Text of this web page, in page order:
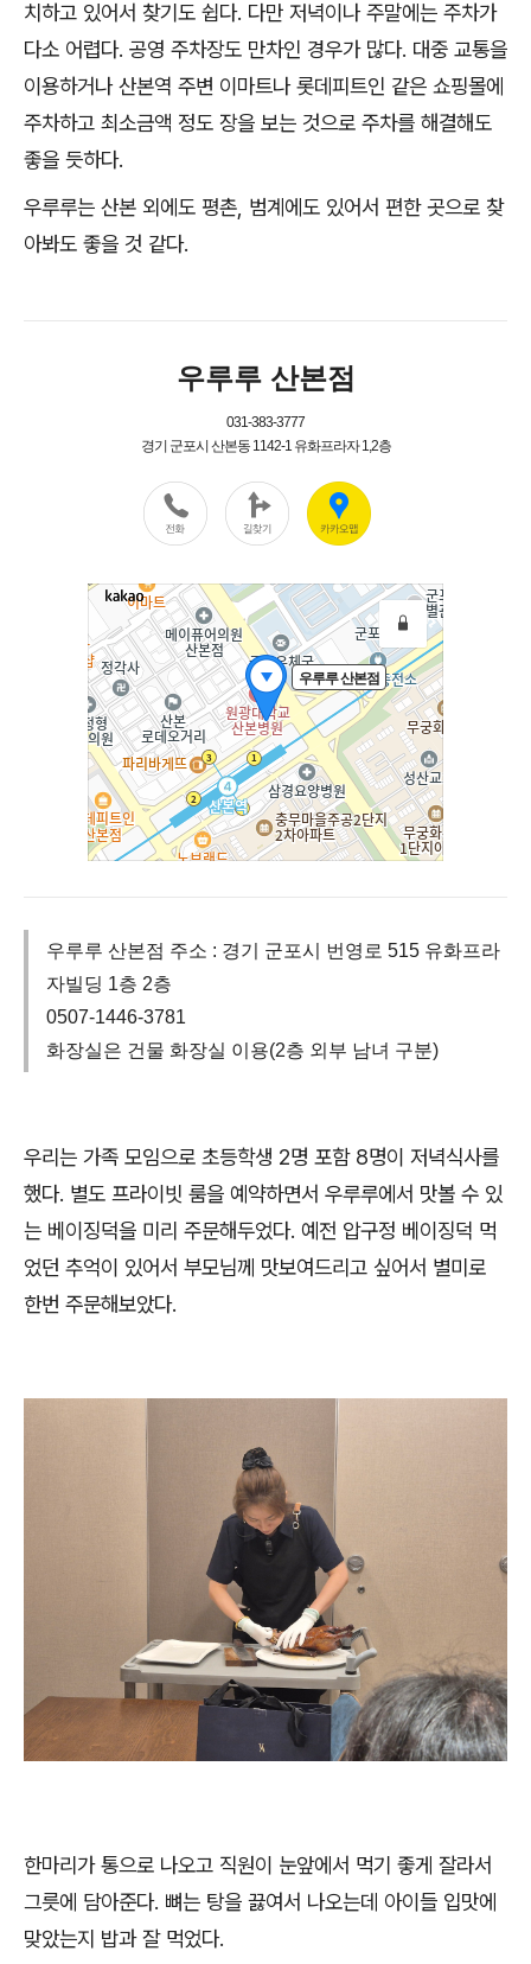
치하고 있어서 찾기도 쉽다. 다만 저녁이나 주말에는 주차가
다소 어렵다. 공영 주차장도 만차인 경우가 많다. 대중 교통을
이용하거나 산본역 주변 이마트나 롯데피트인 같은 쇼핑몰에
주차하고 최소금액 정도 장을 보는 것으로 주차를 해결해도
좋을 듯하다.
우루루는 산본 외에도 평촌, 범계에도 있어서 편한 곳으로 찾
아봐도 좋을 것 같다.
우루루 산본점 주소 : 경기 군포시 번영로 515 유화프라
자빌딩 1층 2층
0507-1446-3781
화장실은 건물 화장실 이용(2층 외부 남녀 구분)
우리는 가족 모임으로 초등학생 2명 포함 8명이 저녁식사를
했다. 별도 프라이빗 룸을 예약하면서 우루루에서 맛볼 수 있
는 베이징덕을 미리 주문해두었다. 예전 압구정 베이징덕 먹
었던 추억이 있어서 부모님께 맛보여드리고 싶어서 별미로
한번 주문해보았다.
한마리가 통으로 나오고 직원이 눈앞에서 먹기 좋게 잘라서
그릇에 담아준다. 뼈는 탕을 끓여서 나오는데 아이들 입맛에
맞았는지 밥과 잘 먹었다.